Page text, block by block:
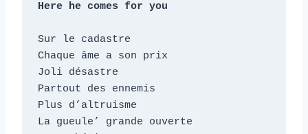
Here he comes for you
Sur le cadastre
Chaque âme a son prix
Joli désastre
Partout des ennemis
Plus d’altruisme
La gueule’ grande ouverte